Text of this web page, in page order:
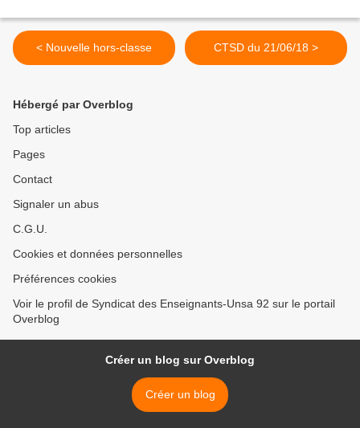
< Nouvelle hors-classe CTSD du 21/06/18 >
Hébergé par Overblog
Top articles
Pages
Contact
Signaler un abus
C.G.U.
Cookies et données personnelles
Préférences cookies
Voir le profil de Syndicat des Enseignants-Unsa 92 sur le portail
Overblog
Créer un blog sur Overblog
Créer un blog